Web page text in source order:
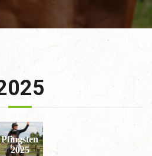
Pfingsten
2025